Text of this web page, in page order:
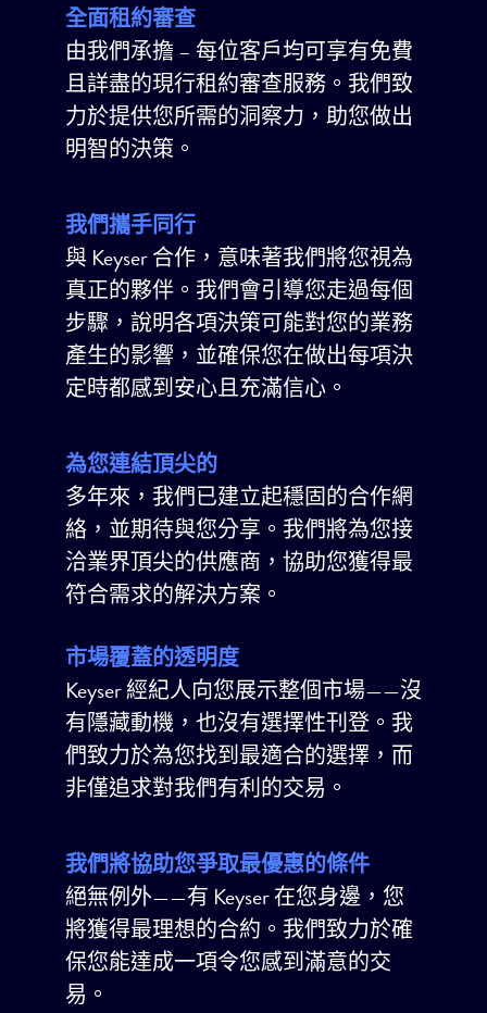
全面租約審查
由我們承擔 – 每位客戶均可享有免費
且詳盡的現行租約審查服務。我們致
力於提供您所需的洞察力，助您做出
明智的決策。
我們攜手同行
與 Keyser 合作，意味著我們將您視為
真正的夥伴。我們會引導您走過每個
步驟，說明各項決策可能對您的業務
產生的影響，並確保您在做出每項決
定時都感到安心且充滿信心。
為您連結頂尖的
多年來，我們已建立起穩固的合作網
絡，並期待與您分享。我們將為您接
洽業界頂尖的供應商，協助您獲得最
符合需求的解決方案。
市場覆蓋的透明度
Keyser 經紀人向您展示整個市場——沒
有隱藏動機，也沒有選擇性刊登。我
們致力於為您找到最適合的選擇，而
非僅追求對我們有利的交易。
我們將協助您爭取最優惠的條件
絕無例外——有 Keyser 在您身邊，您
將獲得最理想的合約。我們致力於確
保您能達成一項令您感到滿意的交
易。